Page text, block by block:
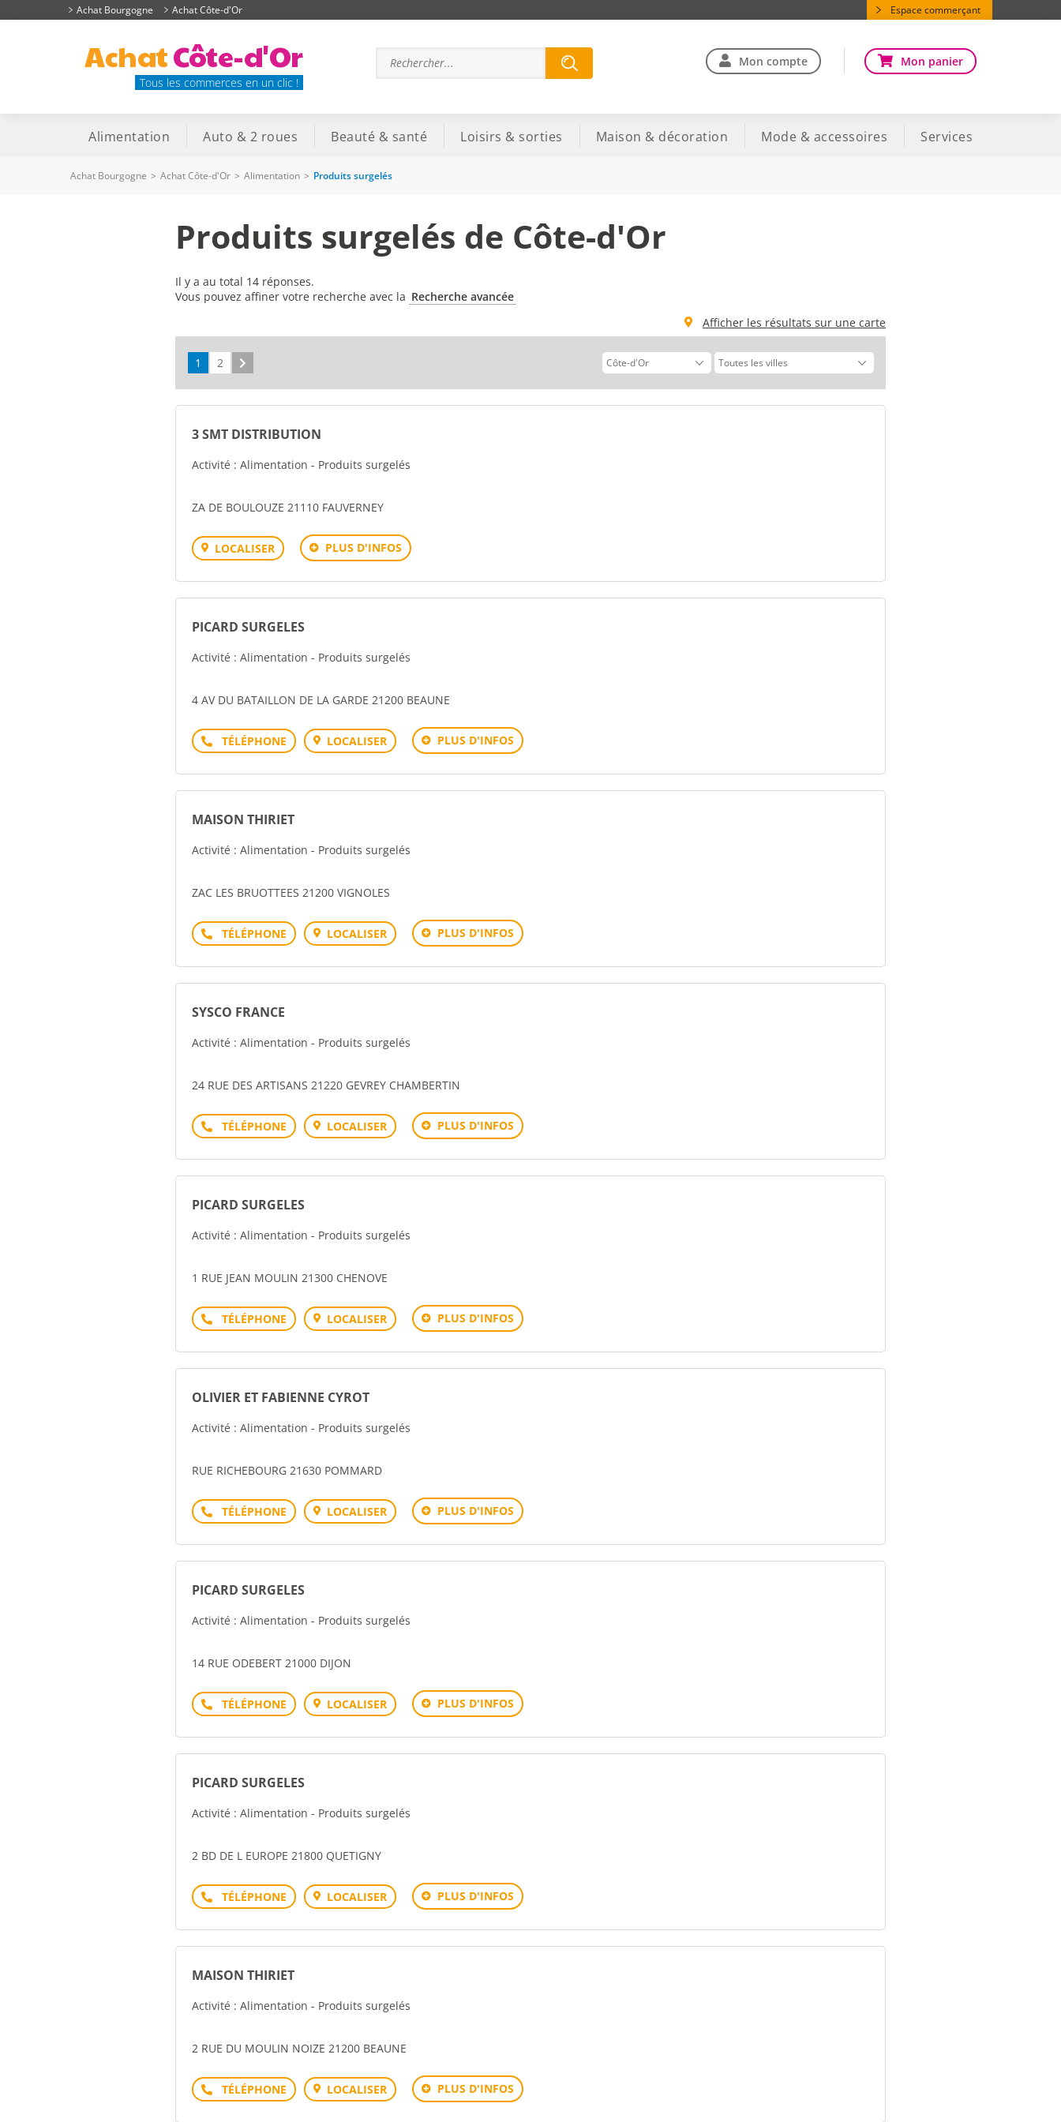
Achat Bourgogne Achat Côte-d'Or Espace commerçant
AchatCôte-d'Or
Tous les commerces en un clic !
Mon compte Mon panier
Alimentation Auto & 2 roues Beauté & santé Loisirs & sorties Maison & décoration Mode & accessoires Services
Achat Bourgogne > Achat Côte-d'Or > Alimentation > Produits surgelés
Produits surgelés de Côte-d'Or
Il y a au total 14 réponses.
Vous pouvez affiner votre recherche avec la Recherche avancée
Afficher les résultats sur une carte
1 2
3 SMT DISTRIBUTION
Activité : Alimentation - Produits surgelés
ZA DE BOULOUZE 21110 FAUVERNEY
LOCALISER PLUS D'INFOS
PICARD SURGELES
Activité : Alimentation - Produits surgelés
4 AV DU BATAILLON DE LA GARDE 21200 BEAUNE
Téléphone LOCALISER PLUS D'INFOS
MAISON THIRIET
Activité : Alimentation - Produits surgelés
ZAC LES BRUOTTEES 21200 VIGNOLES
Téléphone LOCALISER PLUS D'INFOS
SYSCO FRANCE
Activité : Alimentation - Produits surgelés
24 RUE DES ARTISANS 21220 GEVREY CHAMBERTIN
Téléphone LOCALISER PLUS D'INFOS
PICARD SURGELES
Activité : Alimentation - Produits surgelés
1 RUE JEAN MOULIN 21300 CHENOVE
Téléphone LOCALISER PLUS D'INFOS
OLIVIER ET FABIENNE CYROT
Activité : Alimentation - Produits surgelés
RUE RICHEBOURG 21630 POMMARD
Téléphone LOCALISER PLUS D'INFOS
PICARD SURGELES
Activité : Alimentation - Produits surgelés
14 RUE ODEBERT 21000 DIJON
Téléphone LOCALISER PLUS D'INFOS
PICARD SURGELES
Activité : Alimentation - Produits surgelés
2 BD DE L EUROPE 21800 QUETIGNY
Téléphone LOCALISER PLUS D'INFOS
MAISON THIRIET
Activité : Alimentation - Produits surgelés
2 RUE DU MOULIN NOIZE 21200 BEAUNE
Téléphone LOCALISER PLUS D'INFOS